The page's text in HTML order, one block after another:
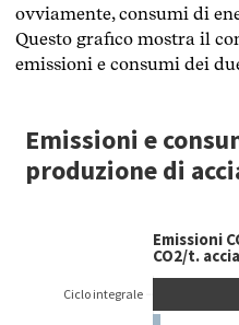
ovviamente, consumi di
Questo grafico mostra il
emissioni e consumi dei